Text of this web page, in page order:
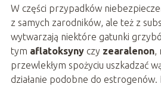
W części przypadków
z samych zarodników, ale też z
wytwarzają niektóre gatunki
tym aflatoksynyczy zearalenon,
przewlekłym spożyciu uszkadzać
działanie podobne do estrogenów.